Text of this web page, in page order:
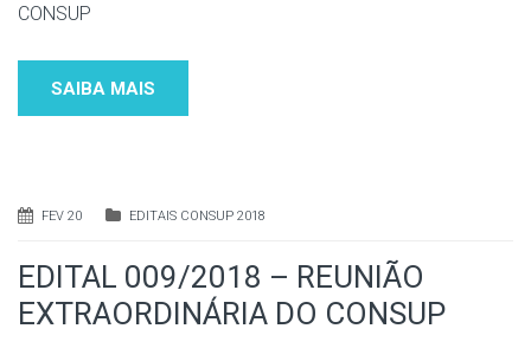
CONSUP
SAIBA MAIS
FEV 20 EDITAIS CONSUP 2018
EDITAL 009/2018 – REUNIÃO
EXTRAORDINÁRIA DO CONSUP